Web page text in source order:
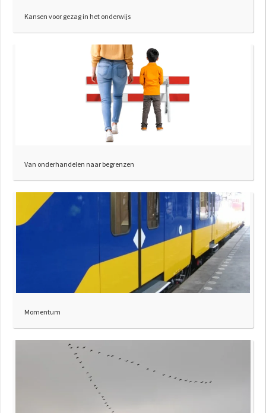
Kansen voor gezag in het onderwijs
Van onderhandelen naar begrenzen
Momentum